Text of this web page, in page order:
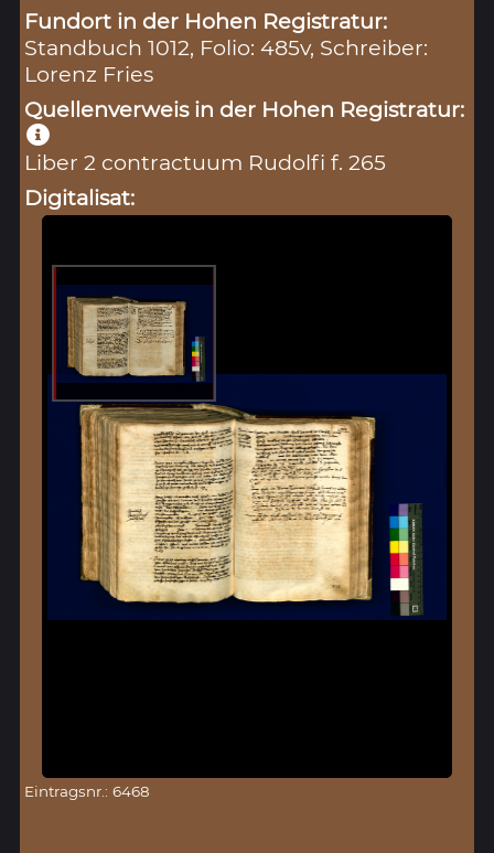
Fundort in der Hohen Registratur:
Standbuch 1012, Folio: 485v, Schreiber:
Lorenz Fries
Quellenverweis in der Hohen Registratur:
Liber 2 contractuum Rudolfi f. 265
Digitalisat:
Eintragsnr.: 6468